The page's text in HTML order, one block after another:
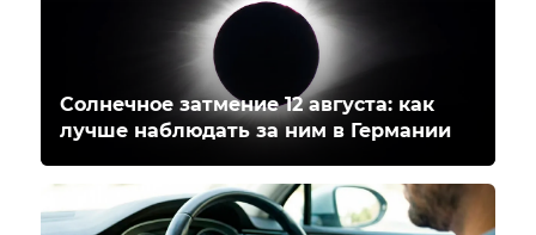
Солнечное затмение 12 августа: как
лучше наблюдать за ним в Германии